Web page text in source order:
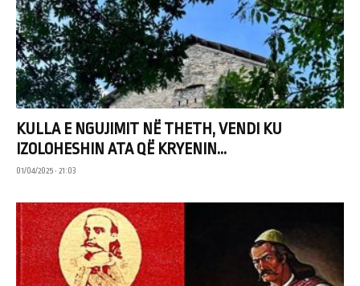
KULLA E NGUJIMIT NË THETH, VENDI KU
IZOLOHESHIN ATA QË KRYENIN...
01/04/2025 • 21:03